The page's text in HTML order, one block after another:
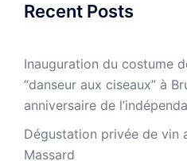
Recent Posts
Inauguration du costume
“danseur aux ciseaux” à
anniversaire de
Dégustation privée de vin
Massard